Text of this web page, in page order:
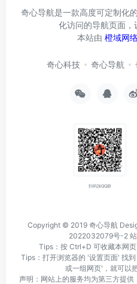
奇心导航是一款高度可定制化
化访问的导航页面，
本站由 橙域网
奇心科技 奇心导航
扫码加QQ群
Copyright © 2019 奇心导航
2022032079号-2
Tips：按 Ctrl+D 可收藏本网页
Tips：打开浏览器的 '设置页面' 找
或一组网页'，就可以
声明：网站上的服务均为第三方提